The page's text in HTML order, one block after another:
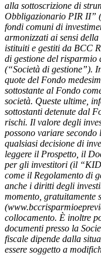
alla sottoscrizione di
Obbligazionario PIR II”
fondi comuni di
armonizzati ai sensi
istituiti e gestiti da BCC
di gestione del risparmio
(“Società di gestione”).
quote del Fondo
sottostante al Fondo
società. Queste ultime,
sottostanti detenute dal
rischi. Il valore degli
possono variare
qualsiasi decisione di
leggere il Prospetto, il
per gli investitori (il
come il Regolamento di
anche i diritti degli
momento, gratuitamente
collocamento. È inoltre
documenti presso la
fiscale dipende dalla
essere soggetto a